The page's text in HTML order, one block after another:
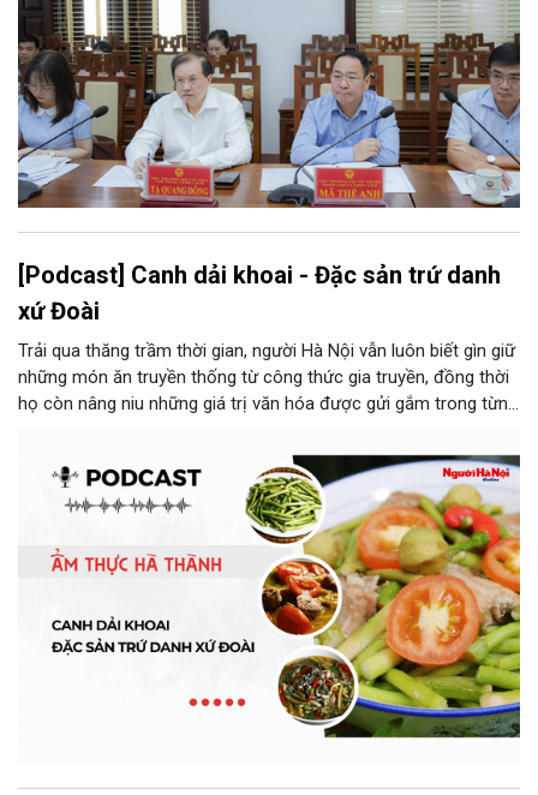
[Podcast] Canh dải khoai - Đặc sản trứ danh
xứ Đoài
Trải qua thăng trầm thời gian, người Hà Nội vẫn luôn biết gìn giữ
những món ăn truyền thống từ công thức gia truyền, đồng thời
họ còn nâng niu những giá trị văn hóa được gửi gắm trong từng
thức. Và canh dải khoai là một món ăn như thế.